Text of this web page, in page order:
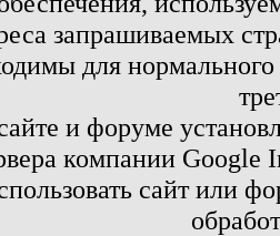
запрашиваемых
для
и форуме
компании
сайт или